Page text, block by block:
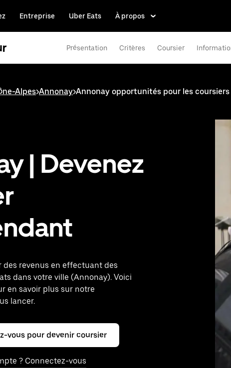
Entreprise Uber Eats À propos
Présentation Critères Coursier
Alpes>Annonay>Annonay opportunités pour les coursiers
| Devenez
des revenus en effectuant des
dans votre ville (Annonay). Voici
en savoir plus sur notre
lancer.
vous pour devenir coursier
? Connectez-vous